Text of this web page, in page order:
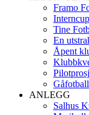
Framo
Interncup
Tine
En
Åpent
Gåfotball
ANLEGG
Salhus